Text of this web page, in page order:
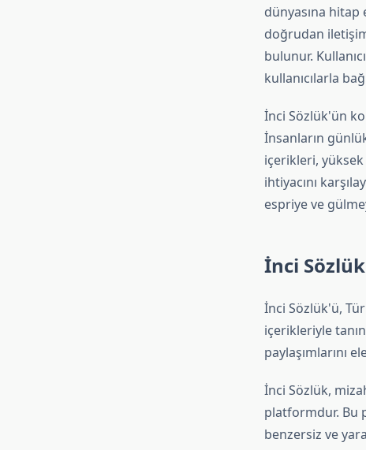
dünyasına hitap
doğrudan
bulunur.
kullanıcılarla
İnci Sözlük'ün
İnsanların
içerikleri, yüksek
ihtiyacını
espriye ve
İnci
İnci Sözlük'ü,
içerikleriyle
paylaşımlarını
İnci Sözlük,
platformdur. Bu
benzersiz ve